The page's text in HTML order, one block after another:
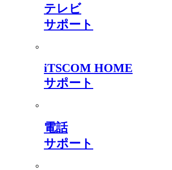
テレビ
サポート
iTSCOM HOME
サポート
電話
サポート